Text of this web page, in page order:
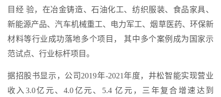
目经 验，在冶金铸造、石油化工、纺织服装、食品家具、
新能源产品、汽车机械重工、电力军工、烟草医药、环保新
材料等行业成功落地多个项目， 其中多个案例成为国家示
范试点、行业标杆项目。
据招股书显示，公司2019年-2021年度，井松智能实现营业
收入3.0亿元、4.0亿元、5.4 亿元，三年复合增速达到